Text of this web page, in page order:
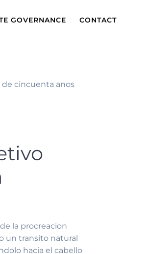
GOVERNANCE CONTACT
de cincuenta anos
la procreacion
un transito natural
hacia el cabello